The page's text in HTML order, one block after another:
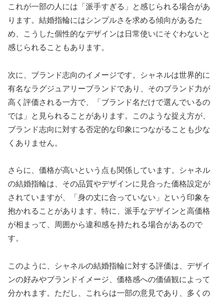
これが一部の人には「派手すぎる」と感じられる場合があ
ります。結婚指輪にはシンプルさを求める傾向があるた
め、こうした個性的なデザインは日常使いにそぐわないと
感じられることもあります。
次に、ブランド志向のイメージです。シャネルは世界的に
有名なラグジュアリーブランドであり、そのブランド力が
高く評価される一方で、「ブランド名だけで選んでいるの
では」と見られることがあります。このような捉え方が、
ブランド志向に対する否定的な印象につながることも少な
くありません。
さらに、価格が高いという点も関係しています。シャネル
の結婚指輪は、その品質やデザインに見合った価格設定が
されていますが、「身の丈に合っていない」という印象を
抱かれることがあります。特に、派手なデザインと高価格
が相まって、周囲から違和感を持たれる場合があるので
す。
このように、シャネルの結婚指輪に対する評価は、デザイ
ンの好みやブランドイメージ、価格感への価値観によって
分かれます。ただし、これらは一部の意見であり、多くの